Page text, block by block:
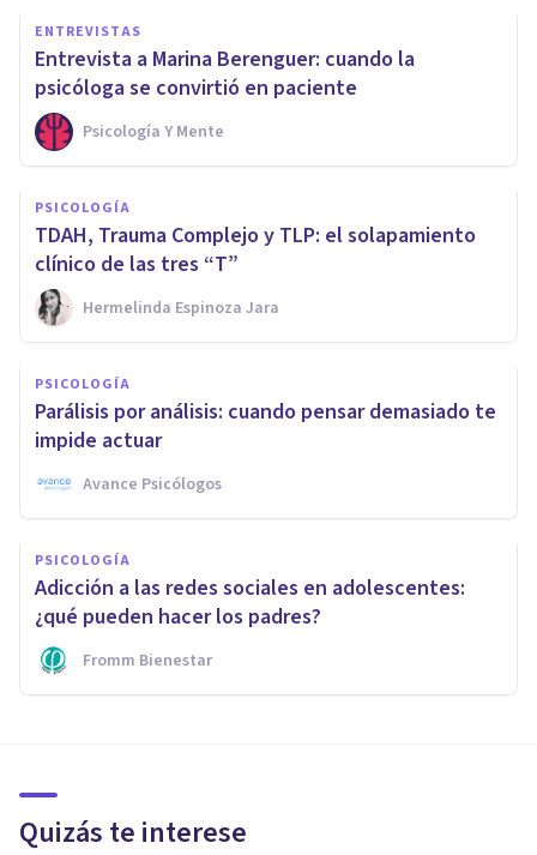
ENTREVISTAS
Entrevista a Marina Berenguer: cuando la
psicóloga se convirtió en paciente
Psicología Y Mente
PSICOLOGÍA
TDAH, Trauma Complejo y TLP: el solapamiento
clínico de las tres “T”
Hermelinda Espinoza Jara
PSICOLOGÍA
Parálisis por análisis: cuando pensar demasiado te
impide actuar
Avance Psicólogos
PSICOLOGÍA
Adicción a las redes sociales en adolescentes:
¿qué pueden hacer los padres?
Fromm Bienestar
Quizás te interese